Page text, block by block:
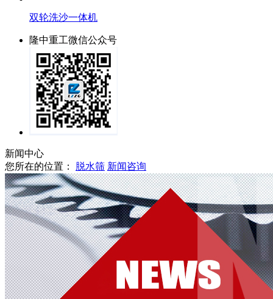
双轮洗沙一体机
隆中重工微信公众号
新闻中心
您所在的位置：
脱水筛 新闻咨询